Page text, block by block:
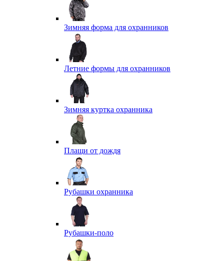
Зимняя форма для охранников
Летние формы для охранников
Зимняя куртка охранника
Плащи от дождя
Рубашки охранника
Рубашки-поло